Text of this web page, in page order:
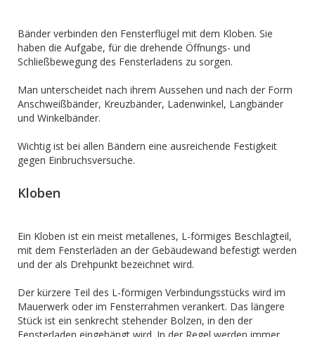
Bänder verbinden den Fensterflügel mit dem Kloben. Sie
haben die Aufgabe, für die drehende Öffnungs- und
Schließbewegung des Fensterladens zu sorgen.
Man unterscheidet nach ihrem Aussehen und nach der Form
Anschweißbänder, Kreuzbänder, Ladenwinkel, Langbänder
und Winkelbänder.
Wichtig ist bei allen Bändern eine ausreichende Festigkeit
gegen Einbruchsversuche.
Kloben
Ein Kloben ist ein meist metallenes, L-förmiges Beschlagteil,
mit dem Fensterläden an der Gebäudewand befestigt werden
und der als Drehpunkt bezeichnet wird.
Der kürzere Teil des L-förmigen Verbindungsstücks wird im
Mauerwerk oder im Fensterrahmen verankert. Das längere
Stück ist ein senkrecht stehender Bolzen, in den der